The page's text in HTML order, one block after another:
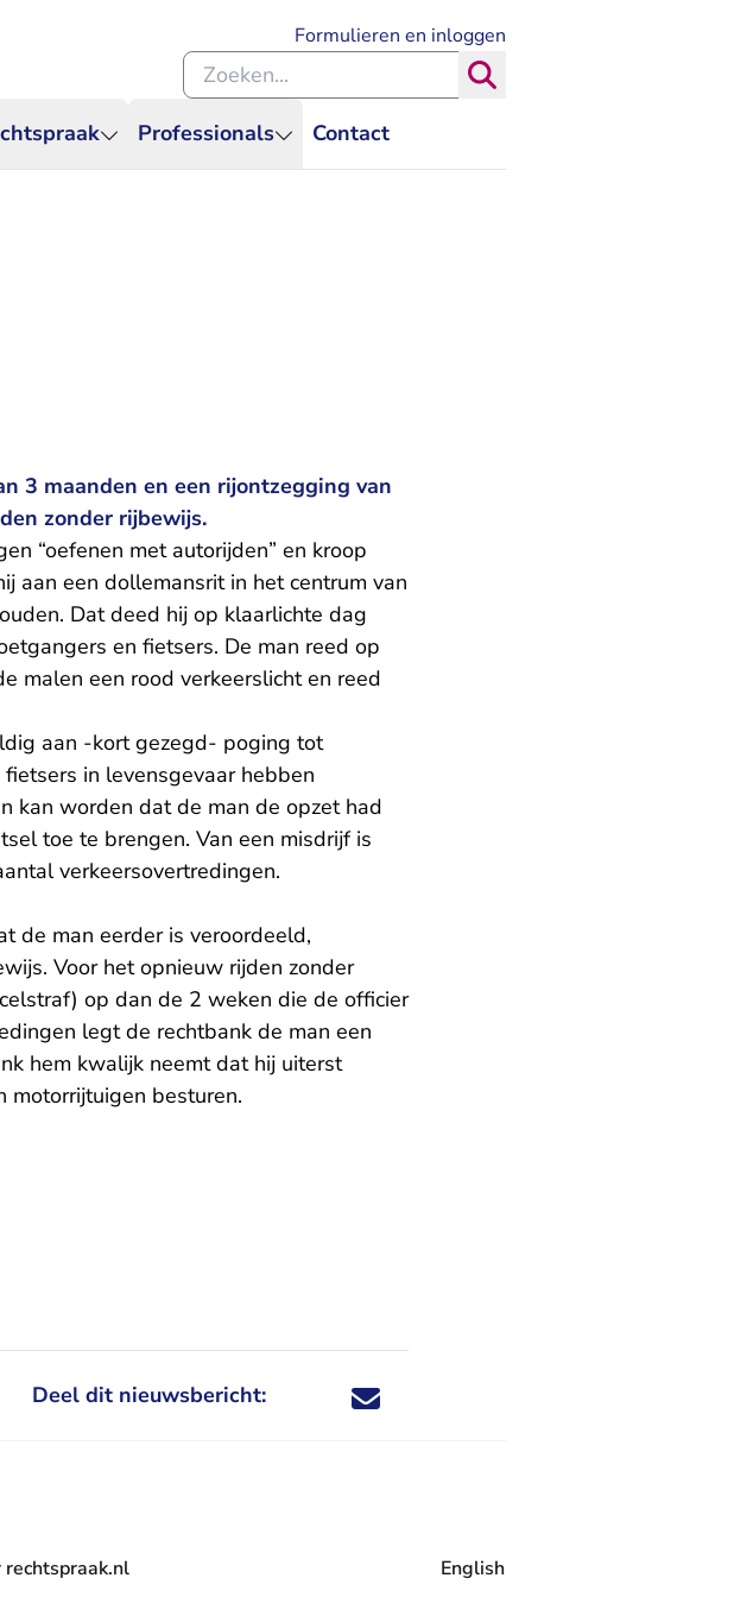
Professionals Contact
Formulieren en inloggen
Zoeken binnen de Rechtspraak
3 maanden en een rijontzegging van
zonder rijbewijs.
“oefenen met autorijden” en kroop
aan een dollemansrit in het centrum van
Dat deed hij op klaarlichte dag
en fietsers. De man reed op
malen een rood verkeerslicht en reed
aan -kort gezegd- poging tot
in levensgevaar hebben
kan worden dat de man de opzet had
toe te brengen. Van een misdrijf is
verkeersovertredingen.
de man eerder is veroordeeld,
Voor het opnieuw rijden zonder
op dan de 2 weken die de officier
legt de rechtbank de man een
hem kwalijk neemt dat hij uiterst
motorrijtuigen besturen.
Deel dit nieuwsbericht: Deel dit nieuwsbericht via X - U verlaat
Deel dit nieuwsbericht via Facebook - U
Deel dit nieuwsbericht via e-mail
Deel dit nieuwsbericht via LinkedIn - U
rechtspraak.nl English